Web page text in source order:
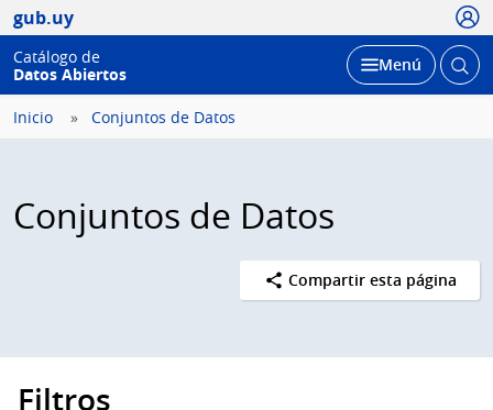
gub.uy
Catálogo de
Datos Abiertos
Desplegar
Menú Abrir
Inicio Conjuntos de Datos
Conjuntos de Datos
Compartir esta página
Filtros